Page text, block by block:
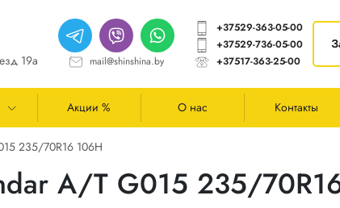
19а
mail@shinshina.by
+37529-363-05-00
+37529-736-05-00
+37517-363-25-00
Акции % О нас Контакты
235/70R16 106H
A/T G015 235/